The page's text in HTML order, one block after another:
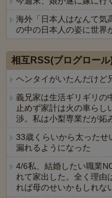
海外「日本人はなんて気
の中の日本人の姿に世界
相互RSS(ブログロール
ヘンタイがいたんだけど
義兄家は生活ギリギリの
止めず家計は火の車らし
渉。私は小梨専業だが妬
33歳くらいから太ったせ
漏れるようになった
4/6私、結婚したい職業
れて家出した。全く理由
れば母のせいかもしれな